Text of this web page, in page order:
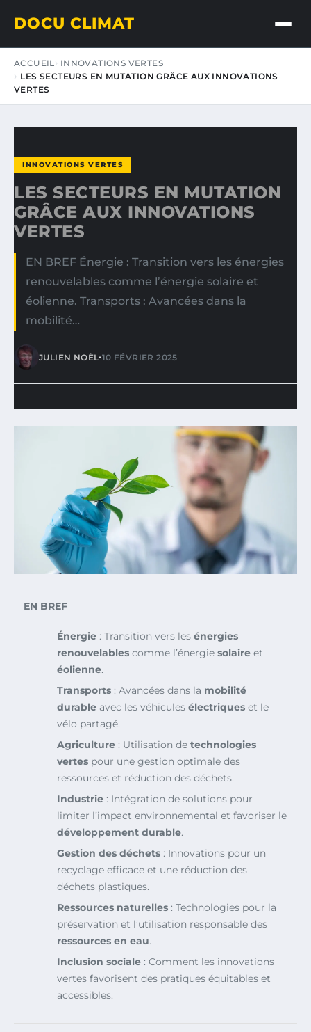
DOCU CLIMAT
ACCUEIL
INNOVATIONS VERTES
LES SECTEURS EN MUTATION GRÂCE AUX INNOVATIONS
VERTES
INNOVATIONS VERTES
LES SECTEURS EN MUTATION
GRÂCE AUX INNOVATIONS
VERTES
EN BREF Énergie : Transition vers les énergies
renouvelables comme l’énergie solaire et
éolienne. Transports : Avancées dans la
mobilité…
JULIEN NOËL•10 FÉVRIER 2025
EN BREF
Énergie : Transition vers les énergies
renouvelables comme l’énergie solaire et
éolienne.
Transports : Avancées dans la mobilité
durable avec les véhicules électriques et le
vélo partagé.
Agriculture : Utilisation de technologies
vertes pour une gestion optimale des
ressources et réduction des déchets.
Industrie : Intégration de solutions pour
limiter l’impact environnemental et favoriser le
développement durable.
Gestion des déchets : Innovations pour un
recyclage efficace et une réduction des
déchets plastiques.
Ressources naturelles : Technologies pour la
préservation et l’utilisation responsable des
ressources en eau.
Inclusion sociale : Comment les innovations
vertes favorisent des pratiques équitables et
accessibles.